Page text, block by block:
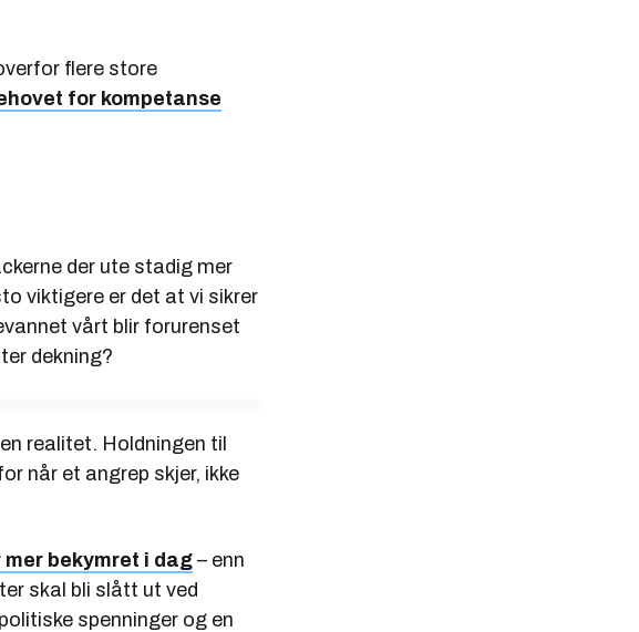
flere store
for kompetanse
der ute stadig mer
viktigere er det at vi sikrer
vårt blir forurenset
dekning?
realitet. Holdningen til
når et angrep skjer, ikke
mer bekymret i dag– enn
skal bli slått ut ved
spenninger og en